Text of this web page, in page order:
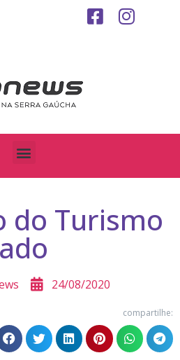
do Turismo
24/08/2020
compartilhe: